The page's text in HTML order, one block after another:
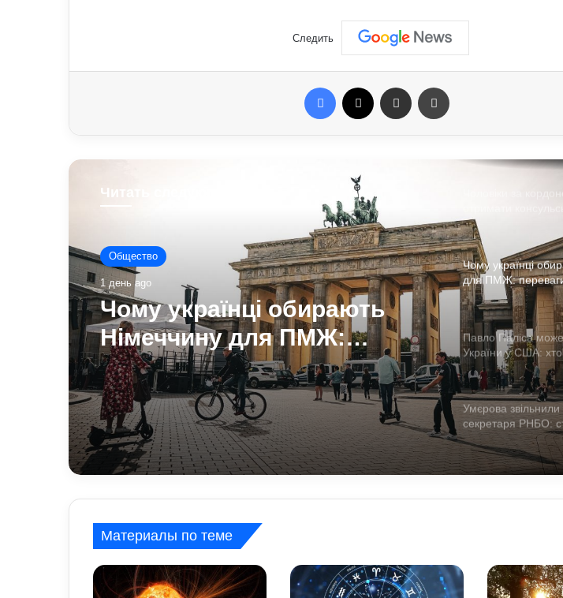
Следить
Facebook Отправить e-mail
Читать следующую
Общество
1 день ago
Чому українці обирають
Німеччину для ПМЖ:
переваги та недоліки країни
Чоловіки за
отримати
військово-
Чому українці
для ПМЖ:
країни
Павло Паліса
України у США: хто
Умєрова
секретаря РНБО:
посаду він отримав
чому випадків
що про це
Материалы по теме